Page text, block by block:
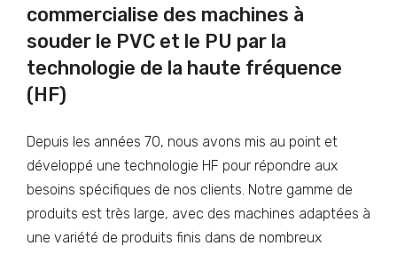
commercialise des machines à
souder le PVC et le PU par la
technologie de la haute fréquence
(HF)
Depuis les années 70, nous avons mis au point et
développé une technologie HF pour répondre aux
besoins spécifiques de nos clients. Notre gamme de
produits est très large, avec des machines adaptées à
une variété de produits finis dans de nombreux